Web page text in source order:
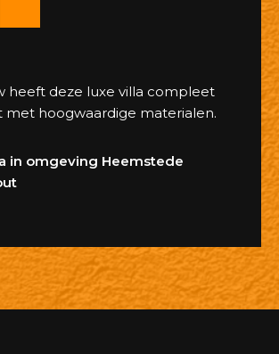
heeft deze luxe villa compleet
met hoogwaardige materialen.
in omgeving Heemstede